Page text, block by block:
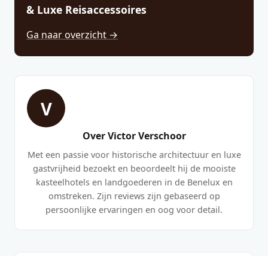
& Luxe Reisaccessoires
Ga naar overzicht →
V
Over Victor Verschoor
Met een passie voor historische architectuur en luxe
gastvrijheid bezoekt en beoordeelt hij de mooiste
kasteelhotels en landgoederen in de Benelux en
omstreken. Zijn reviews zijn gebaseerd op
persoonlijke ervaringen en oog voor detail.